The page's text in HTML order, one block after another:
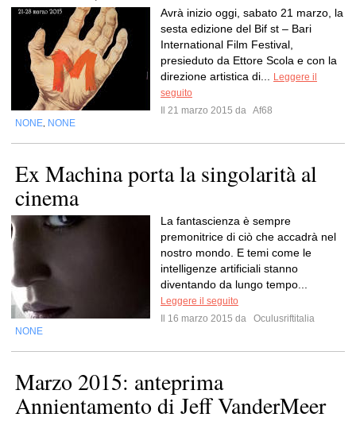
Avrà inizio oggi, sabato 21 marzo, la
sesta edizione del Bif st – Bari
International Film Festival,
presieduto da Ettore Scola e con la
direzione artistica di...
Leggere il
seguito
Il 21 marzo 2015 da Af68
NONE NONE
Ex Machina porta la singolarità al
cinema
La fantascienza è sempre
premonitrice di ciò che accadrà nel
nostro mondo. E temi come le
intelligenze artificiali stanno
diventando da lungo tempo...
Leggere il seguito
Il 16 marzo 2015 da
Oculusriftitalia
NONE
Marzo 2015: anteprima
Annientamento di Jeff VanderMeer